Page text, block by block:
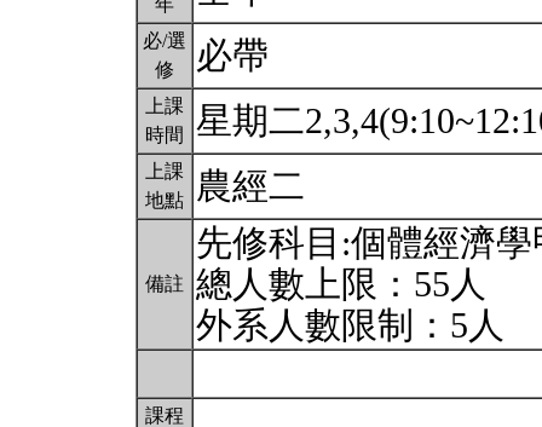
年
必/選
修
必帶
上課
時間
星期二
上課
地點
農經二
備註
先修科目:個體經濟
總人數上限：55人
外系人數限制：5人
課程